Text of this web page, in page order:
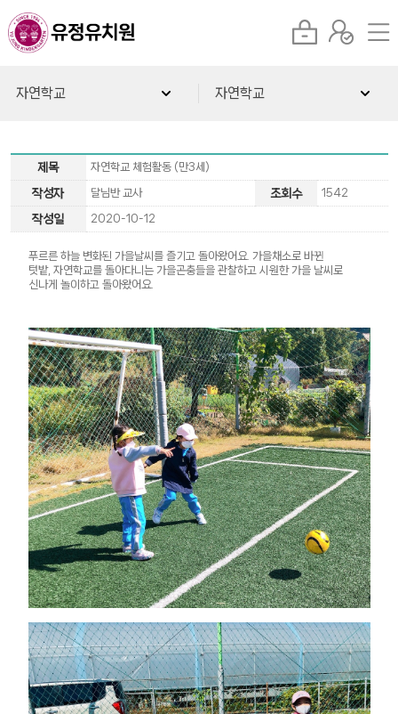
자연학교 자연학교
제목 자연학교 체험활동 (만3세)
작성자 달님반 교사 조회수 1542
작성일 2020-10-12
푸르른 하늘 변화된 가을날씨를 즐기고 돌아왔어요. 가을채소로 바뀐
텃밭, 자연학교를 돌아다니는 가을곤충들을 관찰하고 시원한 가을 날씨로
신나게 놀이하고 돌아왔어요.